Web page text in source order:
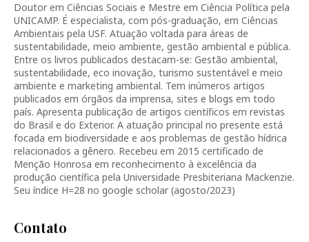
Doutor em Ciências Sociais e Mestre em Ciência Política pela
UNICAMP. É especialista, com pós-graduação, em Ciências
Ambientais pela USF. Atuação voltada para áreas de
sustentabilidade, meio ambiente, gestão ambiental e pública.
Entre os livros publicados destacam-se: Gestão ambiental,
sustentabilidade, eco inovação, turismo sustentável e meio
ambiente e marketing ambiental. Tem inúmeros artigos
publicados em órgãos da imprensa, sites e blogs em todo
país. Apresenta publicação de artigos científicos em revistas
do Brasil e do Exterior. A atuação principal no presente está
focada em biodiversidade e aos problemas de gestão hídrica
relacionados a gênero. Recebeu em 2015 certificado de
Menção Honrosa em reconhecimento à excelência da
produção científica pela Universidade Presbiteriana Mackenzie.
Seu índice H=28 no google scholar (agosto/2023)
Contato